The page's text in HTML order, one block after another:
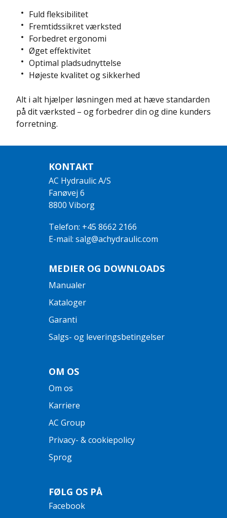
Fuld fleksibilitet
Fremtidssikret værksted
Forbedret ergonomi
Øget effektivitet
Optimal pladsudnyttelse
Højeste kvalitet og sikkerhed
Alt i alt hjælper løsningen med at hæve standarden
på dit værksted – og forbedrer din og dine kunders
forretning.
KONTAKT
AC Hydraulic A/S
Fanøvej 6
8800 Viborg
Telefon: +45 8662 2166
E-mail: salg@achydraulic.com
MEDIER OG DOWNLOADS
Manualer
Kataloger
Garanti
Salgs- og leveringsbetingelser
OM OS
Om os
Karriere
AC Group
Privacy- & cookiepolicy
Sprog
FØLG OS PÅ
Facebook